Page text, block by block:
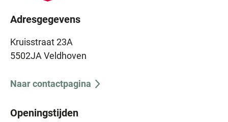
Adresgegevens
Kruisstraat 23A
5502JA Veldhoven
Naar contactpagina
Openingstijden